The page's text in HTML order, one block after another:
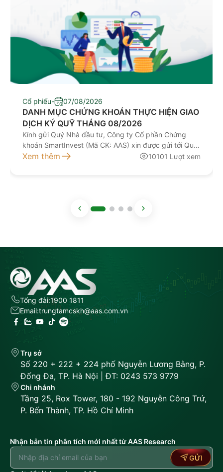
Cổ phiếu- 07/08/2026
DANH MỤC CHỨNG KHOÁN THỰC HIỆN GIAO
DỊCH KÝ QUỸ THÁNG 08/2026
Kính gửi Quý Nhà đầu tư, Công ty Cổ phần Chứng
khoán SmartInvest (Mã CK: AAS) xin được gửi tới Quý
Nhà đầu tư Danh mục chứng khoán thực hiện giao
Xem thêm 10101 Lượt xem
Tổng đài:1900 1811
Email:trungtamcskh@aas.com.vn
Trụ sở
Số 220 + 222 + 224 phố Nguyễn Lương Bằng, P.
Đống Đa, TP. Hà Nội | ĐT: 0243 573 9779
Chi nhánh
Tầng 25, Rox Tower, 180 - 192 Nguyễn Công Trứ,
P. Bến Thành, TP. Hồ Chí Minh
Nhận bản tin phân tích mới nhất từ AAS Research
GỬI